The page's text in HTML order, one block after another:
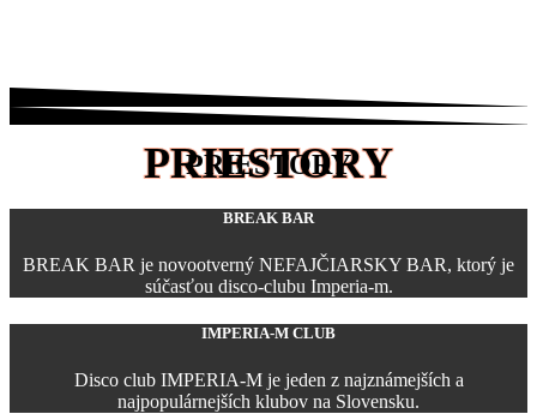
PRIESTORY
PRIESTORY
BREAK BAR
BREAK BAR je novootverný NEFAJČIARSKY BAR, ktorý je
súčasťou disco-clubu Imperia-m.
IMPERIA-M CLUB
Disco club IMPERIA-M je jeden z najznámejších a
najpopulárnejších klubov na Slovensku.